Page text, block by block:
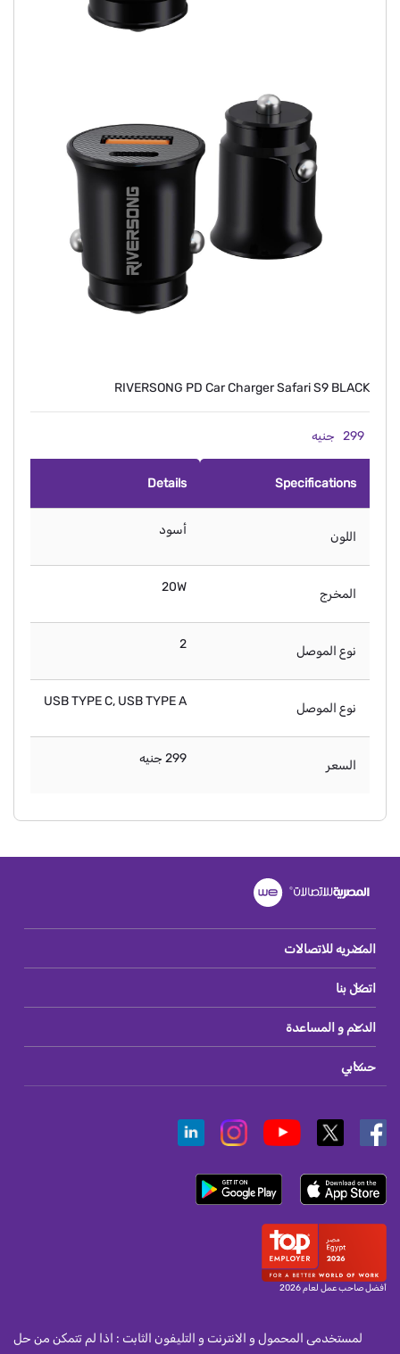
RIVERSONG PD Car Charger Safari S9 BLACK
299 جنيه
Specifications
Details
اللون أسود
المخرج 20W
نوع الموصل 2
نوع الموصل USB TYPE C, USB TYPE A
السعر 299 جنيه
المصريه للاتصالات
اتصل بنا
الدعم و المساعدة
حسابي
أفضل صاحب عمل لعام 2026
لمستخدمى المحمول و الانترنت و التليفون الثابت : اذا لم تتمكن من حل